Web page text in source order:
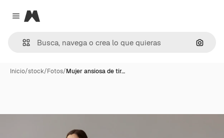
Close menu
Magnific
Inicio/stock/Fotos/Mujer ansiosa de tir…